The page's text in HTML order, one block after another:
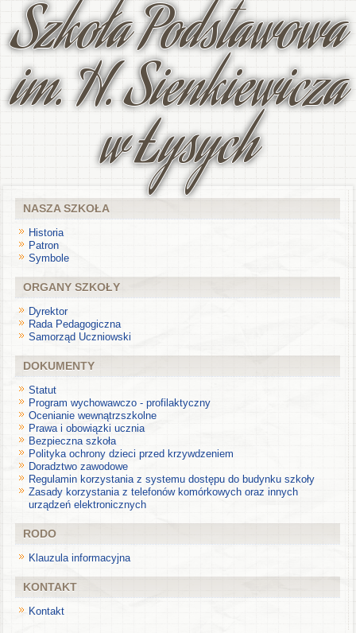
Szkoła Podstawowa
im. H. Sienkiewicza
w Łysych
NASZA SZKOŁA
Historia
Patron
Symbole
ORGANY SZKOŁY
Dyrektor
Rada Pedagogiczna
Samorząd Uczniowski
DOKUMENTY
Statut
Program wychowawczo - profilaktyczny
Ocenianie wewnątrzszkolne
Prawa i obowiązki ucznia
Bezpieczna szkoła
Polityka ochrony dzieci przed krzywdzeniem
Doradztwo zawodowe
Regulamin korzystania z systemu dostępu do budynku szkoły
Zasady korzystania z telefonów komórkowych oraz innych
urządzeń elektronicznych
RODO
Klauzula informacyjna
KONTAKT
Kontakt